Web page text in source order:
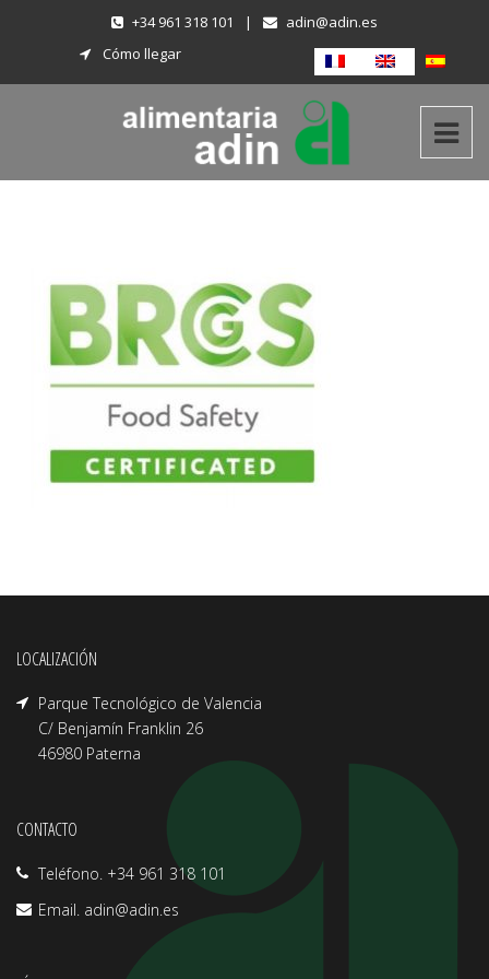
+34 961 318 101 |
adin@adin.es
Cómo llegar
LOCALIZACIÓN
Parque Tecnológico de Valencia
C/ Benjamín Franklin 26
46980 Paterna
CONTACTO
Teléfono. +34 961 318 101
Email. adin@adin.es